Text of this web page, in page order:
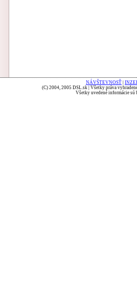
NÁVŠTEVNOSŤ
(C) 2004, 2005 DSL.sk | Všetky práva
Všetky uvedené informácie sú